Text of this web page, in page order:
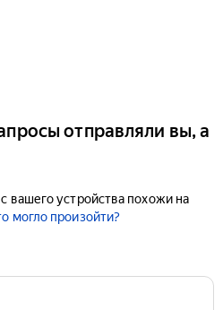
отправляли вы, а
вашего устройства похожи на
могло произойти?